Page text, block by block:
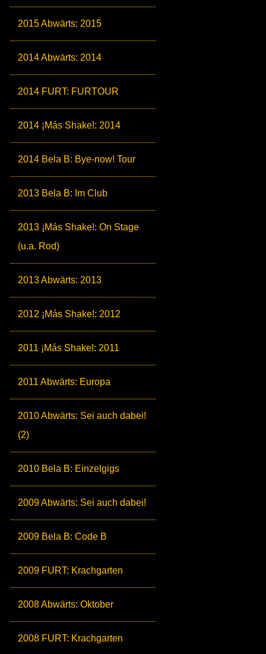
2015 Abwärts: 2015
2014 Abwärts: 2014
2014 FURT: FURTOUR
2014 ¡Más Shake!: 2014
2014 Bela B: Bye-now! Tour
2013 Bela B: Im Club
2013 ¡Más Shake!: On Stage
(u.a. Rod)
2013 Abwärts: 2013
2012 ¡Más Shake!: 2012
2011 ¡Más Shake!: 2011
2011 Abwärts: Europa
2010 Abwärts: Sei auch dabei!
(2)
2010 Bela B: Einzelgigs
2009 Abwärts: Sei auch dabei!
2009 Bela B: Code B
2009 FURT: Krachgarten
2008 Abwärts: Oktober
2008 FURT: Krachgarten